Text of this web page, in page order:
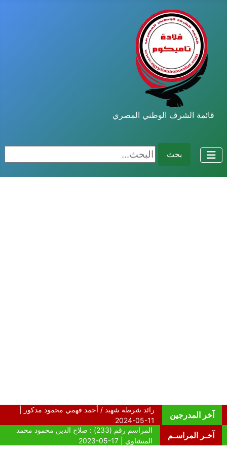
قائمة الشرف الوطني المصري
بحث البحث...
آخر المدرجين
آخـر المراسـم